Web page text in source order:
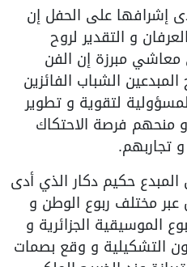
إشرافها على الحفل إن
و التقدير لروح
مبرزة إن الفن
الشباب الفائزين
لتقوية و تطوير
فرصة الاحتكاك
و تجاربهم.
حكيم دكار الذي أدى
عبر مختلف ربوع الوطن و
الموسيقية الجزائرية و
التشكيلية و وقع بصمات